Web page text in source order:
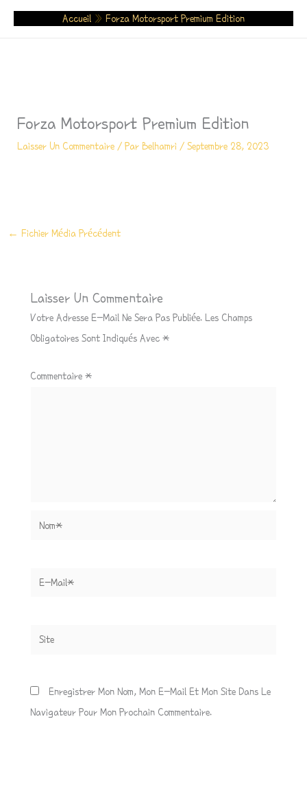
Aller
Accueil » Forza Motorsport Premium Edition
Forza Motorsport Premium Edition
Laisser Un Commentaire / Par Belhamri /Septembre 28, 2023
← Fichier Média Précédent
Laisser Un Commentaire
Votre Adresse E-Mail Ne Sera Pas Publiée. Les Champs
Obligatoires Sont Indiqués Avec *
Commentaire *
Nom*
E-
Site
Enregistrer Mon Nom, Mon E-Mail Et Mon Site Dans Le
Navigateur Pour Mon Prochain Commentaire.